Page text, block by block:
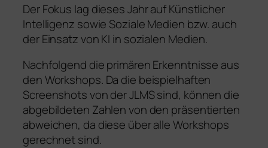
Der Fokus lag dieses Jahr auf Künstlicher
Intelligenz sowie Soziale Medien bzw. auch
der Einsatz von KI in sozialen Medien.
Nachfolgend die primären Erkenntnisse aus
den Workshops. Da die beispielhaften
Screenshots von der JLMS sind, können die
abgebildeten Zahlen von den präsentierten
abweichen, da diese über alle Workshops
gerechnet sind.